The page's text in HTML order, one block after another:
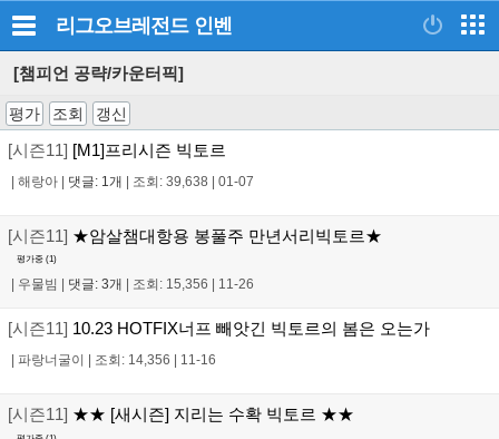
리그오브레전드 인벤
[챔피언 공략/카운터픽]
평가 조회 갱신
[시즌11] [M1]프리시즌 빅토르
해랑아 댓글: 1개 조회: 39,638 01-07
[시즌11] ★암살챔대항용 봉풀주 만년서리빅토르★
평가중 (1)
우물빔 댓글: 3개 조회: 15,356 11-26
[시즌11] 10.23 HOTFIX너프 빼앗긴 빅토르의 봄은 오는가
파랑너굴이 조회: 14,356 11-16
[시즌11] ★★ [새시즌] 지리는 수확 빅토르 ★★